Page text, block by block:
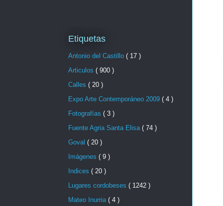
Etiquetas
Antonio del Castillo ( 17 )
Articulos ( 900 )
Calles ( 20 )
Expo Arte Contemporáneo 2009 ( 4 )
Fotografías ( 3 )
Fuente Agria Santa Elisa ( 74 )
Goval ( 20 )
Imágenes ( 9 )
Indices ( 20 )
Lugares cordobeses ( 1242 )
Mateo Inurria ( 4 )